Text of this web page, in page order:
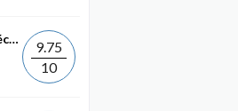
Mastère Expert en Cybersécurité
9.75
10